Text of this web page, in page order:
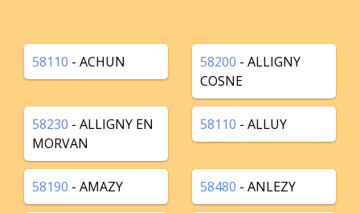
58110 - ACHUN 58200 - ALLIGNY
COSNE
58230 - ALLIGNY EN
MORVAN
58110 - ALLUY
58190 - AMAZY 58480 - ANLEZY